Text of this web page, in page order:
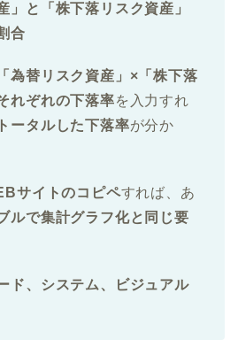
」と「株下落リスク資産」
合
為替リスク資産」×「株下落
れぞれの下落率を入力すれ
トータルした下落率が分か
サイトのコピペすれば、あ
ルで集計グラフ化と同じ要
ド、システム、ビジュアル